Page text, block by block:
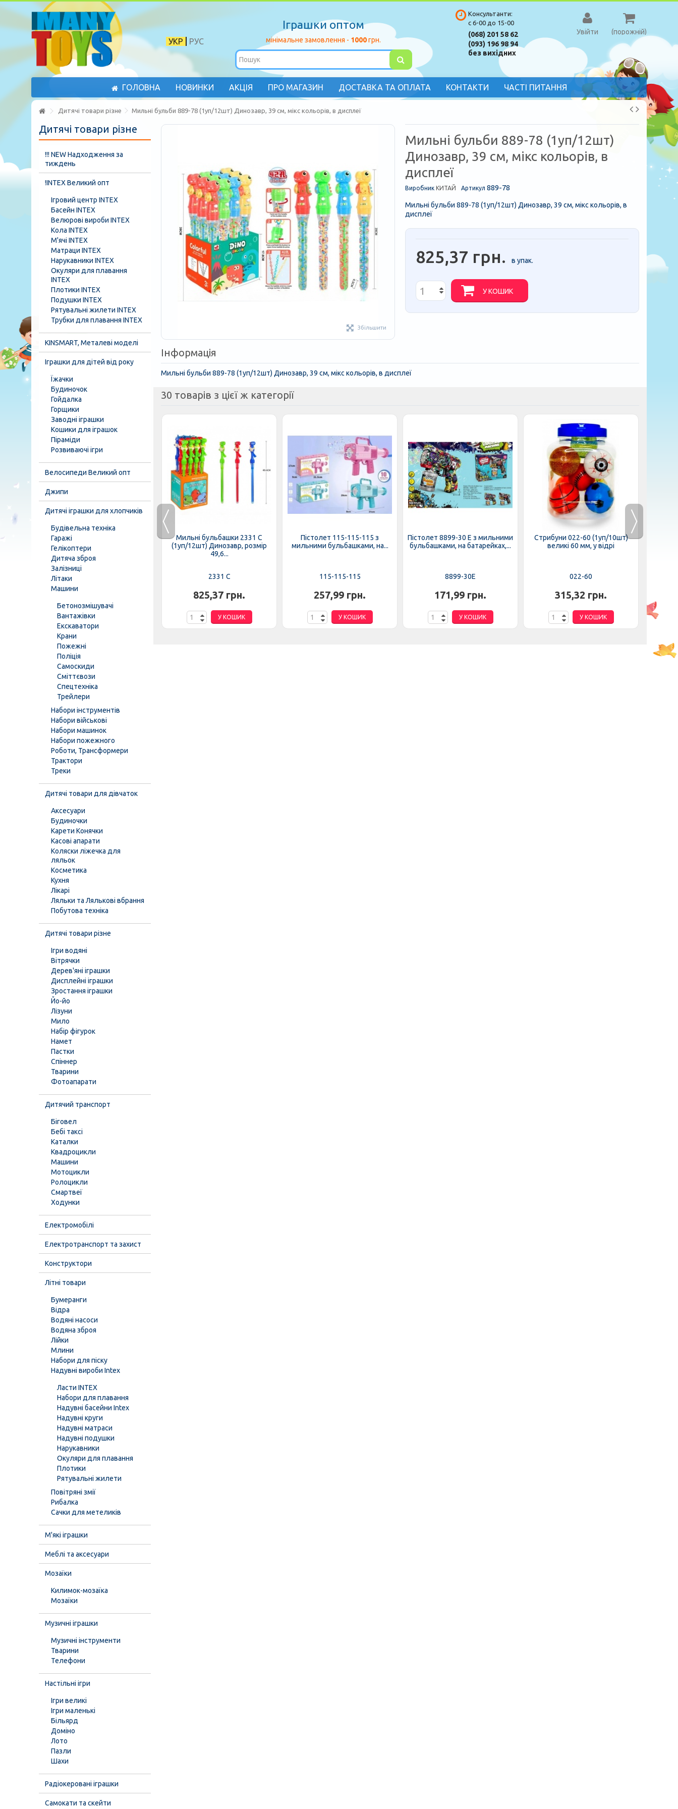
РУС
УКР
Іграшки оптом
мінімальне замовлення - 1000грн.
(порожній)
Увійти
Консультанти:
с 6-00 до 15-00
(068) 201 58 62
(093) 196 98 94
без вихідних
ГОЛОВНА НОВИНКИ АКЦІЯ ПРО МАГАЗИН ДОСТАВКА ТА ОПЛАТА КОНТАКТИ ЧАСТІ ПИТАННЯ
Дитячі товари різне Мильні бульби 889-78 (1уп/12шт) Динозавр, 39 см, мікс кольорів, в дисплеї
Збільшити
Мильні бульби 889-78 (1уп/12шт)
Динозавр, 39 см, мікс кольорів, в
дисплеї
Виробник КИТАЙ Артикул 889-78
Мильні бульби 889-78 (1уп/12шт) Динозавр, 39 см, мікс кольорів, в
дисплеї
825,37 грн. в упак.
У КОШИК
Інформація
Мильні бульби 889-78 (1уп/12шт) Динозавр, 39 см, мікс кольорів, в дисплеї
30 товарів з цієї ж категорії
Прыгуны MS 4006-7
(1уп/100шт) 3,2см, 4цвета,
упаковка...
Мильні бульбашки 2331 C
(1уп/12шт) Динозавр, розмір
49,6...
2331 C
825,37 грн.
У КОШИК
Пістолет 115-115-115 з
мильними бульбашками, на...
115-115-115
257,99 грн.
У КОШИК
Пістолет 8899-30 E з мильними
бульбашками, на батарейках,...
8899-30E
171,99 грн.
У КОШИК
Стрибуни 022-60 (1уп/10шт)
великі 60 мм, у відрі
022-60
315,32 грн.
У КОШИК
Дитячі товари різне
!!! NEW Надходження за
тиждень
!INTEX Великий опт
Ігровий центр INTEX
Басейн INTEX
Велюрові вироби INTEX
Кола INTEX
М'ячі INTEX
Матраци INTEX
Нарукавники INTEX
Окуляри для плавання
INTEX
Плотики INTEX
Подушки INTEX
Рятувальні жилети INTEX
Трубки для плавання INTEX
KINSMART, Металеві моделі
Іграшки для дітей від року
Їжачки
Будиночок
Гойдалка
Горщики
Заводні іграшки
Кошики для іграшок
Піраміди
Розвиваючі ігри
Велосипеди Великий опт
Джипи
Дитячі іграшки для хлопчиків
Будівельна техніка
Гаражі
Гелікоптери
Дитяча зброя
Залізниці
Літаки
Машини
Бетонозмішувачі
Вантажівки
Екскаватори
Крани
Пожежні
Поліція
Самоскиди
Сміттєвози
Спецтехніка
Трейлери
Набори інструментів
Набори військові
Набори машинок
Набори пожежного
Роботи, Трансформери
Трактори
Треки
Дитячі товари для дівчаток
Аксесуари
Будиночки
Карети Конячки
Касові апарати
Коляски ліжечка для
ляльок
Косметика
Кухня
Лікарі
Ляльки та Лялькові вбрання
Побутова техніка
Дитячі товари різне
Ігри водяні
Вітрячки
Дерев'яні іграшки
Дисплейні іграшки
Зростання іграшки
Йо-йо
Лізуни
Мило
Набір фігурок
Намет
Пастки
Спіннер
Тварини
Фотоапарати
Дитячий транспорт
Біговел
Бебі таксі
Каталки
Квадроцикли
Машини
Мотоцикли
Ролоцикли
Смартвеї
Ходунки
Електромобілі
Електротранспорт та захист
Конструктори
Літні товари
Бумеранги
Відра
Водяні насоси
Водяна зброя
Лійки
Млини
Набори для піску
Надувні вироби Intex
Ласти INTEX
Набори для плавання
Надувні басейни Intex
Надувні круги
Надувні матраси
Надувні подушки
Нарукавники
Окуляри для плавання
Плотики
Рятувальні жилети
Повітряні змії
Рибалка
Сачки для метеликів
М'які іграшки
Меблі та аксесуари
Мозаїки
Килимок-мозаїка
Мозаїки
Музичні іграшки
Музичні інструменти
Тварини
Телефони
Настільні ігри
Ігри великі
Ігри маленькі
Більярд
Доміно
Лото
Пазли
Шахи
Радіокеровані іграшки
Самокати та скейти